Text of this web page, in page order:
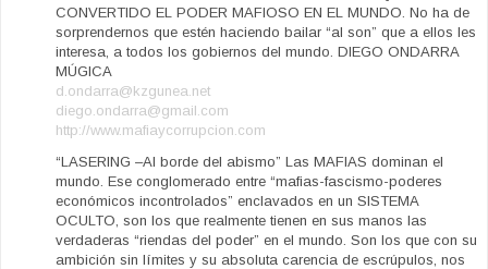
CONVERTIDO EL PODER MAFIOSO EN EL MUNDO. No ha de
sorprendernos que estén haciendo bailar “al son” que a ellos les
interesa, a todos los gobiernos del mundo. DIEGO ONDARRA
MÚGICA
d.ondarra@kzgunea.net
diego.ondarra@gmail.com
http://www.mafiaycorrupcion.com
“LASERING –Al borde del abismo” Las MAFIAS dominan el
mundo. Ese conglomerado entre “mafias-fascismo-poderes
económicos incontrolados” enclavados en un SISTEMA
OCULTO, son los que realmente tienen en sus manos las
verdaderas “riendas del poder” en el mundo. Son los que con su
ambición sin límites y su absoluta carencia de escrúpulos, nos